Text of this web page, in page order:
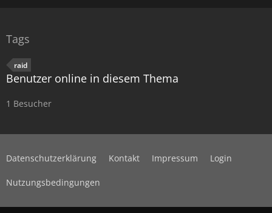
Tags
raid
Benutzer online in diesem Thema
1 Besucher
Datenschutzerklärung Kontakt Impressum Login
Nutzungsbedingungen